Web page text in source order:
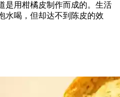
是用柑橘皮制作而成的。生活
水喝，但却达不到陈皮的效